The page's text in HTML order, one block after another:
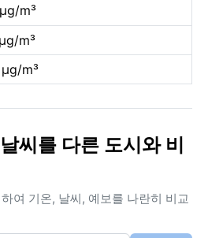
m³
m³
µg/m³
씨를 다른 도시와 비
여 기온, 날씨, 예보를 나란히 비교